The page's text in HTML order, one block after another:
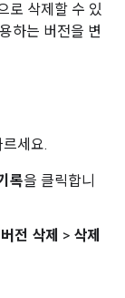
로 삭제할 수 있
하는 버전을 변
세요.
록을 클릭합니
전 삭제 > 삭제